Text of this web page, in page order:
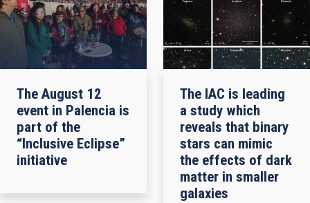
The August 12
event in Palencia is
part of the
“Inclusive Eclipse”
initiative
The IAC is leading
a study which
reveals that binary
stars can mimic
the effects of dark
matter in smaller
galaxies